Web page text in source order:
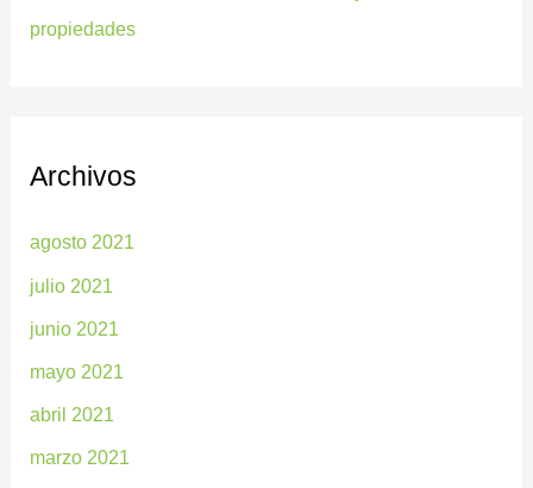
propiedades
Archivos
agosto 2021
julio 2021
junio 2021
mayo 2021
abril 2021
marzo 2021